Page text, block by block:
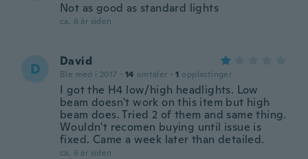
Not as good as standard lights
ca. 6 år siden
D David
Ble med i 2017 · 14 omtaler · 1 opplastinger
I got the H4 low/high headlights. Low
beam doesn't work on this item but high
beam does. Tried 2 of them and same thing.
Wouldn't recomen buying until issue is
fixed. Came a week later than detailed.
ca. 6 år siden